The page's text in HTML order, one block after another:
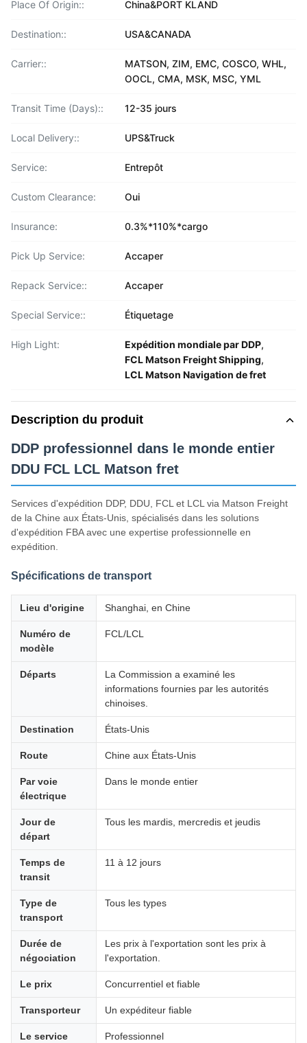
Place Of Origin:: China&PORT KLAND
Destination:: USA&CANADA
Carrier::
MATSON, ZIM, EMC, COSCO, WHL,
OOCL, CMA, MSK, MSC, YML
Transit Time (Days):: 12-35 jours
Local Delivery:: UPS&Truck
Service: Entrepôt
Custom Clearance: Oui
Insurance: 0.3%*110%*cargo
Pick Up Service: Accaper
Repack Service:: Accaper
Special Service:: Étiquetage
High Light: Expédition mondiale par DDP,
FCL Matson Freight Shipping,
LCL Matson Navigation de fret
Description du produit
DDP professionnel dans le monde entier
DDU FCL LCL Matson fret
Services d'expédition DDP, DDU, FCL et LCL via Matson Freight
de la Chine aux États-Unis, spécialisés dans les solutions
d'expédition FBA avec une expertise professionnelle en
expédition.
Spécifications de transport
Lieu d'origine Shanghai, en Chine
Numéro de
modèle
FCL/LCL
Départs
La Commission a examiné les
informations fournies par les autorités
chinoises.
Destination États-Unis
Route Chine aux États-Unis
Par voie
électrique
Dans le monde entier
Jour de
départ
Tous les mardis, mercredis et jeudis
Temps de
transit
11 à 12 jours
Type de
transport
Tous les types
Durée de
négociation
Les prix à l'exportation sont les prix à
l'exportation.
Le prix Concurrentiel et fiable
Transporteur Un expéditeur fiable
Le service Professionnel